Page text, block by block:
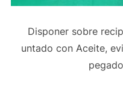
Disponer sobre
untado con Aceite,